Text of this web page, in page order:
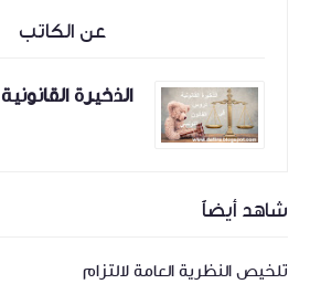
عن الكاتب
الذخيرة القانونية
شاهد أيضاً
تلخيص النظرية العامة لالتزام